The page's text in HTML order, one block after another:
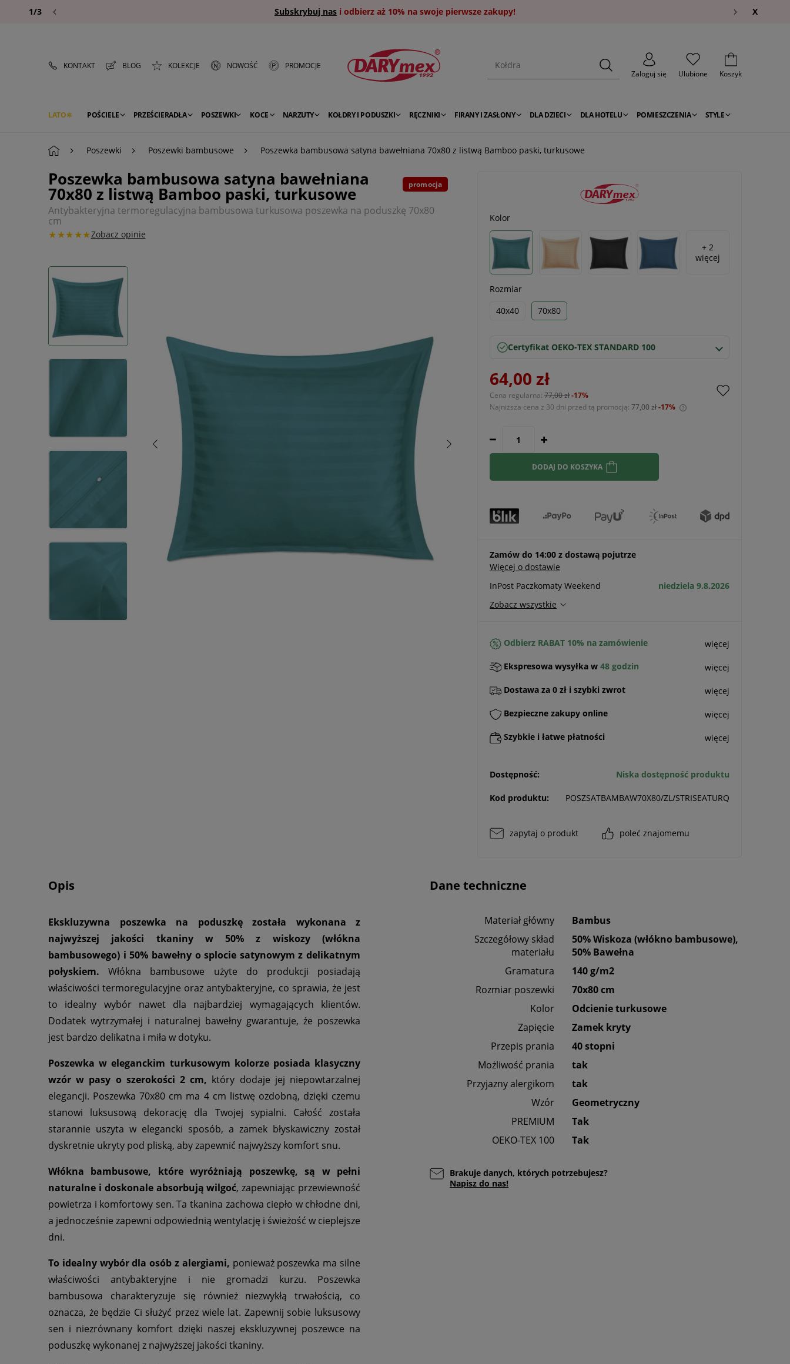
Subskrybuj nas i odbierz aż 10% na swoje pierwsze zakupy!
1/3 X
KONTAKT BLOG KOLEKCJE NOWOŚĆ
PROMOCJE
Zaloguj się
Ulubione Koszyk
LATO POŚCIELE PRZEŚCIERADŁA POSZEWKI KOCE NARZUTY KOŁDRY I PODUSZKI RĘCZNIKI FIRANY I ZASŁONY DLA DZIECI DLA HOTELU POMIESZCZENIA STYLE
Poszewki Poszewki bambusowe Poszewka bambusowa satyna bawełniana 70x80 z listwą Bamboo paski, turkusowe
Poszewka bambusowa satyna bawełniana
70x80 z listwą Bamboo paski, turkusowe
Antybakteryjna termoregulacyjna bambusowa turkusowa poszewka na poduszkę 70x80
cm
★★★★★Zobacz opinie
promocja
Kolor
+ 2
więcej
Rozmiar
40x40
70x80
Certyfikat OEKO-TEX STANDARD 100
64,00 zł
Cena regularna: 77,00 zł-17%
Najniższa cena z 30 dni przed tą promocją: 77,00 zł-17%
30 dni, wyświetlana jest najniższa cena od
momentu, kiedy produkt pojawił się w
sprzedaży.
DODAJ DO KOSZYKA
Zamów do 14:00 z dostawą pojutrze
Więcej o dostawie
InPost Paczkomaty Weekend
niedziela 9.8.2026
Zobacz wszystkie
Odbierz RABAT 10% na zamówienie więcej
Ekspresowa wysyłka w 48 godzin więcej
Dostawa za 0 zł i szybki zwrot więcej
Bezpieczne zakupy online więcej
Szybkie i łatwe płatności więcej
Dostępność: Niska dostępność produktu
Kod produktu: POSZSATBAMBAW70X80/ZL/STRISEATURQ
zapytaj o produkt poleć znajomemu
Opis
Ekskluzywna poszewka na poduszkę została wykonana z
najwyższej jakości tkaniny w 50% z wiskozy (włókna
bambusowego) i 50% bawełny o splocie satynowym z delikatnym
połyskiem. Włókna bambusowe użyte do produkcji posiadają
właściwości termoregulacyjne oraz antybakteryjne, co sprawia, że jest
to idealny wybór nawet dla najbardziej wymagających klientów.
Dodatek wytrzymałej i naturalnej bawełny gwarantuje, że poszewka
jest bardzo delikatna i miła w dotyku.
Poszewka w eleganckim turkusowym kolorze posiada klasyczny
wzór w pasy o szerokości 2 cm, który dodaje jej niepowtarzalnej
elegancji. Poszewka 70x80 cm ma 4 cm listwę ozdobną, dzięki czemu
stanowi luksusową dekorację dla Twojej sypialni. Całość została
starannie uszyta w elegancki sposób, a zamek błyskawiczny został
dyskretnie ukryty pod pliską, aby zapewnić najwyższy komfort snu.
Włókna bambusowe, które wyróżniają poszewkę, są w pełni
naturalne i doskonale absorbują wilgoć, zapewniając przewiewność
powietrza i komfortowy sen. Ta tkanina zachowa ciepło w chłodne dni,
a jednocześnie zapewni odpowiednią wentylację i świeżość w cieplejsze
dni.
To idealny wybór dla osób z alergiami, ponieważ poszewka ma silne
właściwości antybakteryjne i nie gromadzi kurzu. Poszewka
bambusowa charakteryzuje się również niezwykłą trwałością, co
oznacza, że będzie Ci służyć przez wiele lat. Zapewnij sobie luksusowy
sen i niezrównany komfort dzięki naszej ekskluzywnej poszewce na
poduszkę wykonanej z najwyższej jakości tkaniny.
Dane techniczne
Materiał główny
Bambus
Szczegółowy skład
materiału
50% Wiskoza (włókno bambusowe),
50% Bawełna
Gramatura
140 g/m2
Rozmiar poszewki
70x80 cm
Kolor
Odcienie turkusowe
Zapięcie
Zamek kryty
Przepis prania
40 stopni
Możliwość prania
tak
Przyjazny alergikom
tak
Wzór
Geometryczny
PREMIUM
Tak
OEKO-TEX 100
Tak
Brakuje danych, których potrzebujesz?
Napisz do nas!